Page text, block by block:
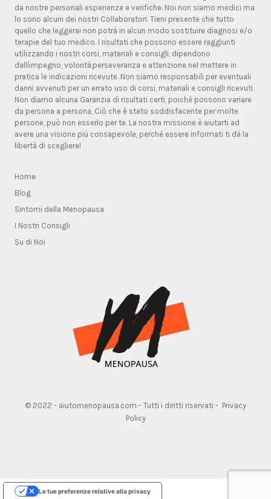
da nostre personali esperienze e verifiche. Noi non siamo medici ma
lo sono alcuni dei nostri Collaboratori. Tieni presente che tutto
quello che leggerai non potrà in alcun modo sostituire diagnosi e/o
terapie del tuo medico. I risultati che possono essere raggiunti
utilizzando i nostri corsi, materiali e consigli, dipendono
dallíimpegno, volontà,perseveranza e attenzione nel mettere in
pratica le indicazioni ricevute. Non siamo responsabili per eventuali
danni avvenuti per un errato uso di corsi, materiali e consigli ricevuti.
Non diamo alcuna Garanzia di risultati certi, poiché possono variare
da persona a persona, Ciò che è stato soddisfacente per molte
persone, può non esserlo per te. La nostra missione è aiutarti ad
avere una visione più consapevole, perché essere informati ti dà la
libertà di scegliere!
Home
Blog
Sintomi della Menopausa
I Nostri Consigli
Su di Noi
© 2022 - aiutomenopausa.com - Tutti i diritti riservati - Privacy
Policy
Le tue preferenze relative alla privacy